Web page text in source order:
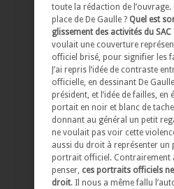
toute la rédaction de l’ouvrage.
place de De Gaulle ? Quel est
glissement des activités du SAC
voulait une couverture
officiel brisé, pour signifier les
J’ai repris l’idée de contraste
officielle, en dessinant De
président, et l’idée de failles, en
portait en noir et blanc de
donnant au général un petit
ne voulait pas voir cette
aussi du droit à représenter un
portrait officiel. Contrairement
penser, ces portraits officiels
droit. Il nous a même fallu